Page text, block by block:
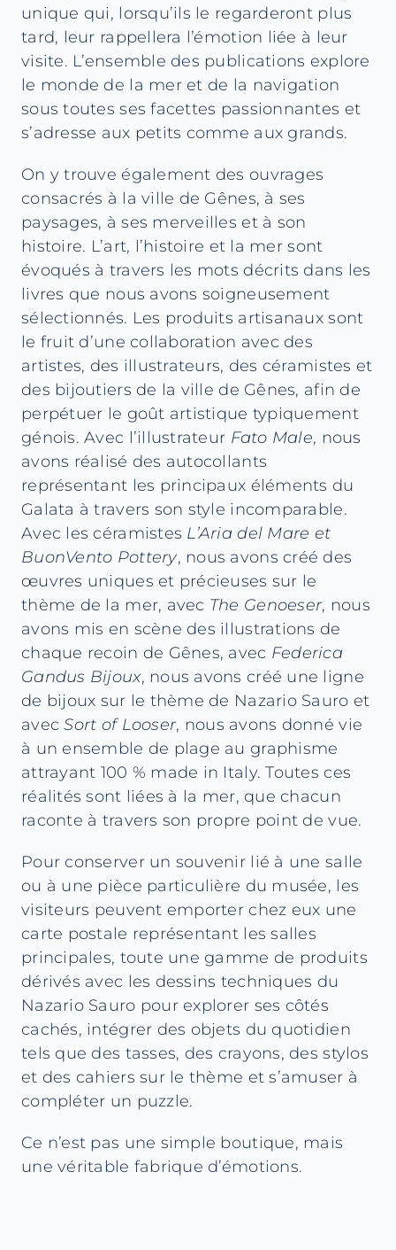
unique qui, lorsqu’ils le regarderont plus
tard, leur rappellera l’émotion liée à leur
visite. L’ensemble des publications explore
le monde de la mer et de la navigation
sous toutes ses facettes passionnantes et
s’adresse aux petits comme aux grands.
On y trouve également des ouvrages
consacrés à la ville de Gênes, à ses
paysages, à ses merveilles et à son
histoire. L’art, l’histoire et la mer sont
évoqués à travers les mots décrits dans les
livres que nous avons soigneusement
sélectionnés. Les produits artisanaux sont
le fruit d’une collaboration avec des
artistes, des illustrateurs, des céramistes et
des bijoutiers de la ville de Gênes, afin de
perpétuer le goût artistique typiquement
génois. Avec l’illustrateur Fato Male, nous
avons réalisé des autocollants
représentant les principaux éléments du
Galata à travers son style incomparable.
Avec les céramistes L’Aria del Mare et
BuonVento Pottery, nous avons créé des
œuvres uniques et précieuses sur le
thème de la mer, avec The Genoeser, nous
avons mis en scène des illustrations de
chaque recoin de Gênes, avec Federica
Gandus Bijoux, nous avons créé une ligne
de bijoux sur le thème de Nazario Sauro et
avec Sort of Looser, nous avons donné vie
à un ensemble de plage au graphisme
attrayant 100 % made in Italy. Toutes ces
réalités sont liées à la mer, que chacun
raconte à travers son propre point de vue.
Pour conserver un souvenir lié à une salle
ou à une pièce particulière du musée, les
visiteurs peuvent emporter chez eux une
carte postale représentant les salles
principales, toute une gamme de produits
dérivés avec les dessins techniques du
Nazario Sauro pour explorer ses côtés
cachés, intégrer des objets du quotidien
tels que des tasses, des crayons, des stylos
et des cahiers sur le thème et s’amuser à
compléter un puzzle.
Ce n’est pas une simple boutique, mais
une véritable fabrique d’émotions.